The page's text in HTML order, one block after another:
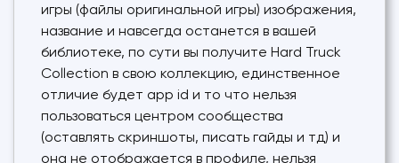
игры (файлы оригинальной игры) изображения,
название и навсегда останется в вашей
библиотеке, по сути вы получите Hard Truck
Collection в свою коллекцию, единственное
отличие будет app id и то что нельзя
пользоваться центром сообщества
(оставлять скриншоты, писать гайды и тд) и
она не отображается в профиле, нельзя